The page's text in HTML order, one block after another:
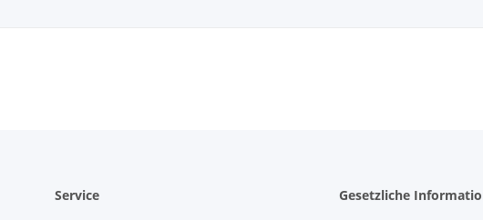
Service Gesetzliche